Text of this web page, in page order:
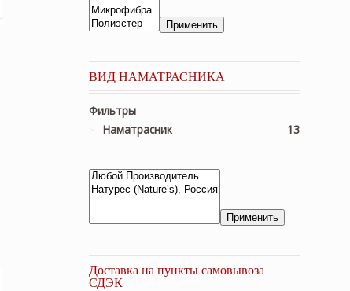
Применить
ВИД НАМАТРАСНИКА
Фильтры
Наматрасник
13
Применить
Доставка на пункты самовывоза
СДЭК